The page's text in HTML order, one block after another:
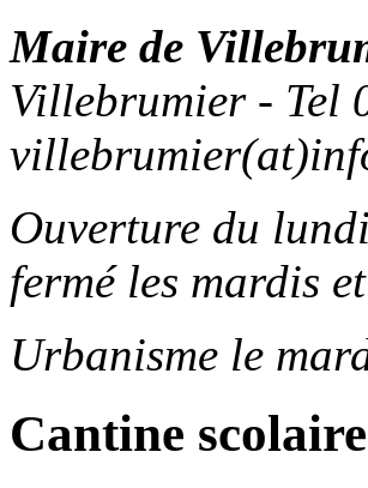
Maire de
Villebrumier - Tel
Ouverture du
fermé les mardis
Urbanisme le
Cantine scolaire